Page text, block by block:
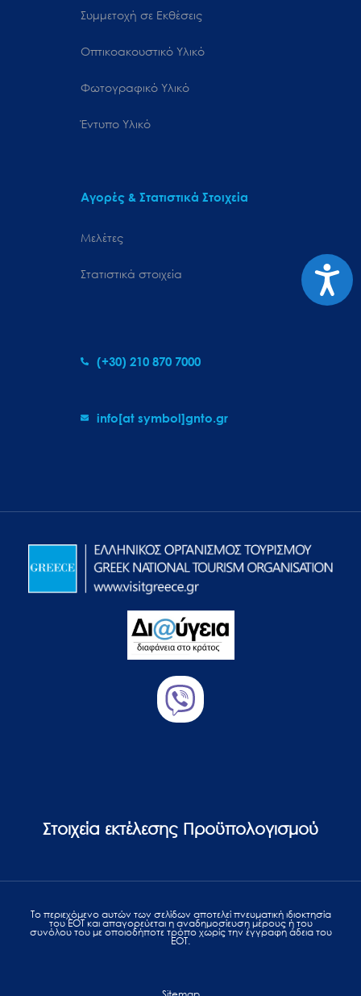
Συμμετοχή σε Εκθέσεις
Οπτικοακουστικό Υλικό
Φωτογραφικό Υλικό
Έντυπο Υλικό
Αγορές & Στατιστικά Στοιχεία
Μελέτες
Στατιστικά στοιχεία
(+30) 210 870 7000
info[at symbol]gnto.gr
Στοιχεία εκτέλεσης Προϋπολογισμού
Το περιεχόμενο αυτών των σελίδων αποτελεί πvευματική ιδιοκτησία
του ΕΟΤ και απαγορεύεται η αναδημοσίευση μέρους ή του
συνόλου του με οποιοδήποτε τρόπο χωρίς την έγγραφη άδεια του
ΕΟΤ.